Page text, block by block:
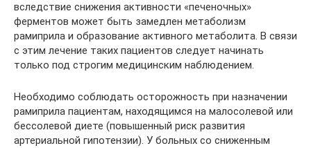
вследствие снижения активности «печеночных»
ферментов может быть замедлен метаболизм
рамиприла и образование активного метаболита. В связи
с этим лечение таких пациентов следует начинать
только под строгим медицинским наблюдением.
Необходимо соблюдать осторожность при назначении
рамиприла пациентам, находящимся на малосолевой или
бессолевой диете (повышенный риск развития
артериальной гипотензии). У больных со сниженным